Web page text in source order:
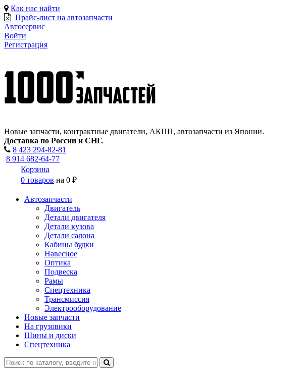
Как нас найти
Прайс-лист на автозапчасти
Автосервис
Войти
Регистрация
Новые запчасти, контрактные двигатели, АКПП, автозапчасти из Японии.
Доставка по России и СНГ.
8 423 294-82-81
8 914 682-64-77
Корзина
0 товаров на 0 ₽
Автозапчасти
Двигатель
Детали двигателя
Детали кузова
Детали салона
Кабины будки
Навесное
Оптика
Подвеска
Рамы
Спецтехника
Трансмиссия
Электрооборудование
Новые запчасти
На грузовики
Шины и диски
Спецтехника